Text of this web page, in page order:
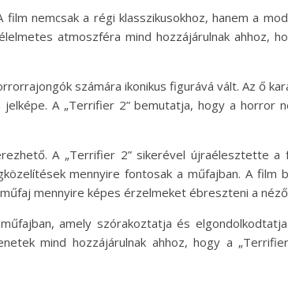
nemcsak a régi klasszikusokhoz, hanem a
atmoszféra mind hozzájárulnak ahhoz,
számára ikonikus figurává vált. Az ő
A „Terrifier 2” bemutatja, hogy a horror
A „Terrifier 2” sikerével újraélesztette
mennyire fontosak a műfajban. A film
mennyire képes érzelmeket ébreszteni a
amely szórakoztatja és
mind hozzájárulnak ahhoz, hogy a